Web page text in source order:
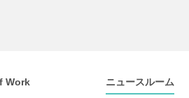
Work ニュースルーム